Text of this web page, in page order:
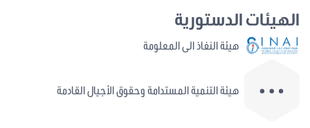
الهيئات الدستورية
هيئة النفاذ الى المعلومة
هيئة التنمية المستدامة وحقوق الأجيال القادمة